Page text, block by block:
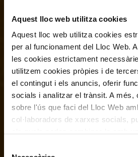
Aquest lloc web utilitza cookies
Aquest lloc web utilitza cookies
per al funcionament del Lloc Web.
les cookies estrictament
utilitzem cookies pròpies i de
el contingut i els anuncis, oferir
socials i analitzar el trànsit. A més,
sobre l'ús que faci del Lloc Web
col·laboradors de xarxes socials,